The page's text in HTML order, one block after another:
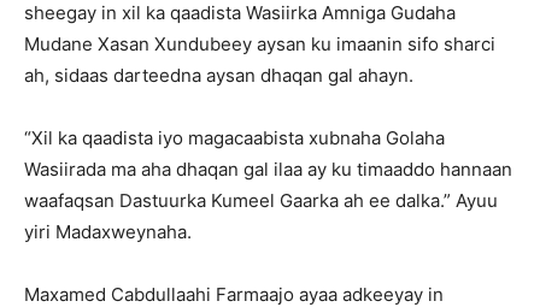
sheegay in xil ka qaadista Wasiirka Amniga Gudaha
Mudane Xasan Xundubeey aysan ku imaanin sifo sharci
ah, sidaas darteedna aysan dhaqan gal ahayn.
“Xil ka qaadista iyo magacaabista xubnaha Golaha
Wasiirada ma aha dhaqan gal ilaa ay ku timaaddo hannaan
waafaqsan Dastuurka Kumeel Gaarka ah ee dalka.” Ayuu
yiri Madaxweynaha.
Maxamed Cabdullaahi Farmaajo ayaa adkeeyay in